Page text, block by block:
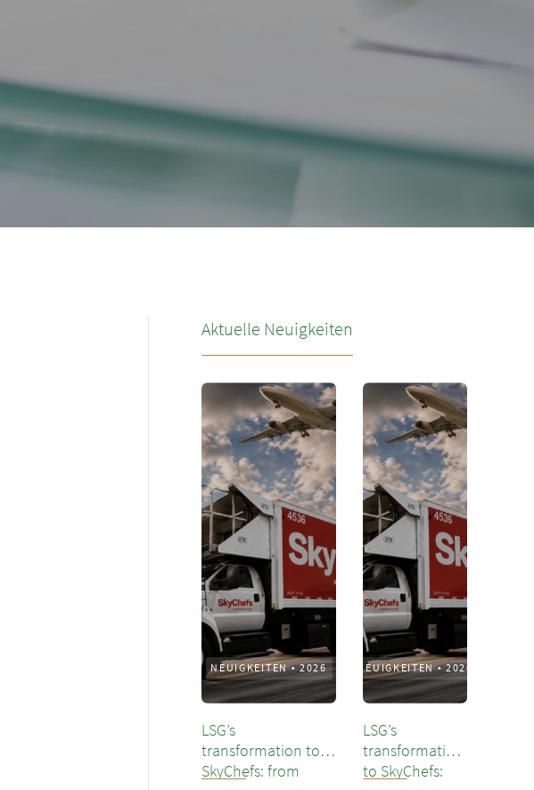
Aktuelle Neuigkeiten
NEUIGKEITEN•2026
LSG’s
transformation to
SkyChefs: from
NEUIGKEITEN•2026
LSG’s
transformation
to SkyChefs: